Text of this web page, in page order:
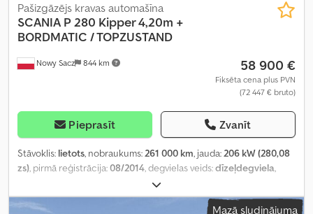
Nowy Sacz 844 km
Pašizgāzējs kravas automašīna
SCANIA P 280 Kipper 4,20m +
BORDMATIC / TOPZUSTAND
58 900 €
Fiksēta cena plus PVN
(72 447 € bruto)
Pieprasīt Zvanīt
Stāvoklis: lietots, nobraukums:261 000 km, jauda:206 kW (280,08
zs), pirmā reģistrācija:08/2014, degvielas veids:dīzeļdegviela,
, asu konfigurācija:
pārnesuma veids:automātisks, krautuves garums:4 200 mm,
Mazā sludinājuma